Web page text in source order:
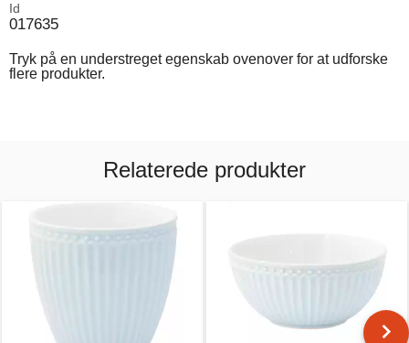
Id
017635
Tryk på en understreget egenskab ovenover for at udforske
flere produkter.
Relaterede produkter